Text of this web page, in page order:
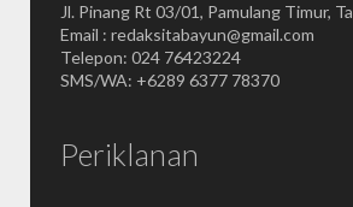
Jl. Pinang Rt 03/01, Pamulang Timur,
Email : redaksitabayun@gmail.com
Telepon: 024 76423224
SMS/WA: +6289 6377 78370
Periklanan